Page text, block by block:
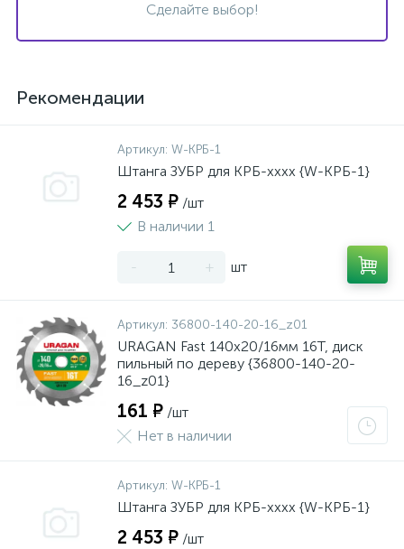
Сделайте выбор!
Рекомендации
Артикул: W-КРБ-1
Штанга ЗУБР для КРБ-хххх {W-КРБ-1}
2 453 ₽ /шт
В наличии 1
- + шт
Артикул: 36800-140-20-16_z01
URAGAN Fast 140x20/16мм 16Т, диск
пильный по дереву {36800-140-20-
16_z01}
161 ₽ /шт
Нет в наличии
Артикул: W-КРБ-1
Штанга ЗУБР для КРБ-хххх {W-КРБ-1}
2 453 ₽ /шт